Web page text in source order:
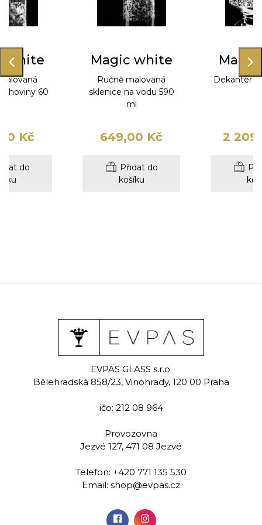
white
lihoviny 60
Kč
do
Magic white
Ručně malovaná
sklenice na vodu 590
ml
649,00 Kč
Přidat do
košíku
Dekantér
2
whisky 390
Jasmine
Ručně rytá sklenice na
whisky 280 ml
489,00 Kč
košíku
sklenice na
EVPAS GLASS s.r.o.
Bělehradská 858/23, Vinohrady, 120 00 Praha
ičo: 212 08 964
Provozovna
Jezvé 127, 471 08 Jezvé
Telefon: +420 771 135 530
Email: shop@evpas.cz